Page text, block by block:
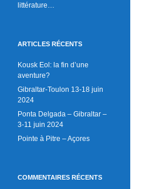
littérature…
ARTICLES RÉCENTS
Kousk Eol: la fin d’une
aventure?
Gibraltar-Toulon 13-18 juin
2024
Ponta Delgada – Gibraltar –
3-11 juin 2024
Pointe à Pitre – Açores
COMMENTAIRES RÉCENTS